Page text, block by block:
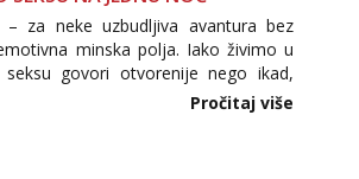
za neke uzbudljiva avantura bez
minska polja. Iako živimo u
govori otvorenije nego ikad,
i dalje izaziva burne rasprave. Što
Pročitaj više